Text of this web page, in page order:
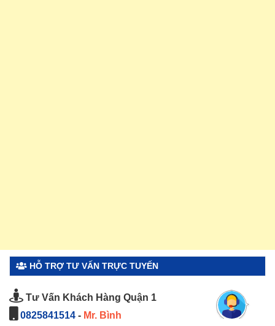
HỖ TRỢ TƯ VẤN TRỰC TUYẾN
Tư Vấn Khách Hàng Quận 1
0825841514 - Mr. Bình